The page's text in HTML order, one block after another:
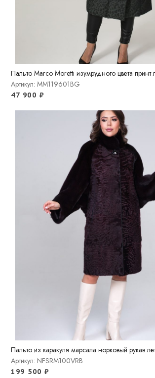
Пальто Marco Moretti изумрудного цвета принт
Артикул: MM119601BG
47 900 ₽
Пальто из каракуля марсала норковый рукав
Артикул: NFSRM100VRB
199 500₽